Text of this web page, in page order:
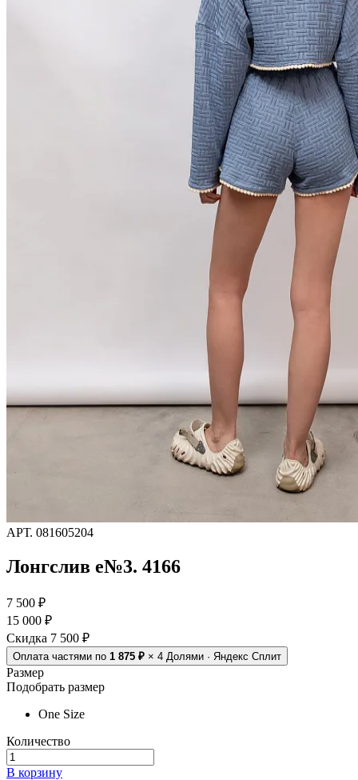
АРТ. 081605204
Лонгслив e№3. 4166
7 500 ₽
15 000 ₽
Скидка 7 500 ₽
Оплата частями по 1 875 ₽ × 4 Долями · Яндекс Сплит
Размер
Подобрать размер
One Size
Количество
В корзину